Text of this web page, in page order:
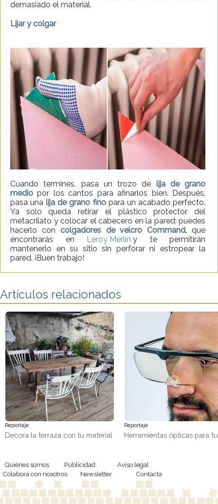
demasiado el material.
Lijar y colgar
Cuando termines, pasa un trozo de lija de grano
medio por los cantos para afinarlos bien. Después,
pasa unalija de grano finopara un acabado perfecto.
Ya solo queda retirar el plástico protector del
metacrilato y colocar el cabecero en la pared: puedes
hacerlo con colgadores de velcro Command, que
encontrarás en Leroy Merlin y te permitirán
mantenerlo en su sitio sin perforar ni estropear la
pared. ¡Buen trabajo!
Artículos relacionados
Reportaje
Decora la terraza con tu material
Reportaje
Herramientas ópticas para
Quiénes somos Publicidad
Aviso legal
Colabora con nosotros
Newsletter Contacta